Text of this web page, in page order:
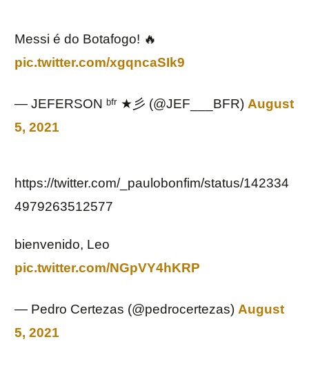
Messi é do Botafogo! 🔥
pic.twitter.com/xgqncaSIk9
— JEFERSON ᵇᶠʳ ★彡 (@JEF___BFR) August
5, 2021
https://twitter.com/_paulobonfim/status/142334
4979263512577
bienvenido, Leo
pic.twitter.com/NGpVY4hKRP
— Pedro Certezas (@pedrocertezas) August
5, 2021